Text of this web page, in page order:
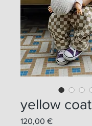
yellow coat
120,00 €Prix